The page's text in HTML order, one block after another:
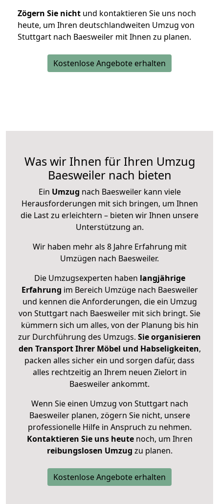
Zögern Sie nicht und kontaktieren Sie uns noch
heute, um Ihren deutschlandweiten Umzug von
Stuttgart nach Baesweiler mit Ihnen zu planen.
Kostenlose Angebote erhalten
Was wir Ihnen für Ihren Umzug
Baesweiler nach bieten
Ein Umzug nach Baesweiler kann viele
Herausforderungen mit sich bringen, um Ihnen
die Last zu erleichtern – bieten wir Ihnen unsere
Unterstützung an.
Wir haben mehr als 8 Jahre Erfahrung mit
Umzügen nach Baesweiler.
Die Umzugsexperten haben langjährige
Erfahrung im Bereich Umzüge nach Baesweiler
und kennen die Anforderungen, die ein Umzug
von Stuttgart nach Baesweiler mit sich bringt. Sie
kümmern sich um alles, von der Planung bis hin
zur Durchführung des Umzugs. Sie organisieren
den Transport Ihrer Möbel und Habseligkeiten,
packen alles sicher ein und sorgen dafür, dass
alles rechtzeitig an Ihrem neuen Zielort in
Baesweiler ankommt.
Wenn Sie einen Umzug von Stuttgart nach
Baesweiler planen, zögern Sie nicht, unsere
professionelle Hilfe in Anspruch zu nehmen.
Kontaktieren Sie uns heutenoch, um Ihren
reibungslosen Umzug zu planen.
Kostenlose Angebote erhalten